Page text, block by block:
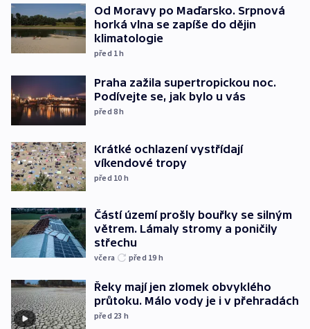
Od Moravy po Maďarsko. Srpnová
horká vlna se zapíše do dějin
klimatologie
před 1h
Praha zažila supertropickou noc.
Podívejte se, jak bylo u vás
před 8h
Krátké ochlazení vystřídají
víkendové tropy
před 10 h
Částí území prošly bouřky se silným
větrem. Lámaly stromy a poničily
střechu
včera před 19 h
Řeky mají jen zlomek obvyklého
průtoku. Málo vody je i v přehradách
před 23 h